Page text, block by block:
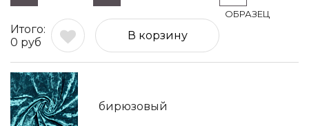
0 руб
В корзину
бирюзовый